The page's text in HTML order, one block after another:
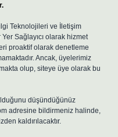
Teknolojileri ve İletişim
Sağlayıcı olarak hizmet
proaktif olarak denetleme
Ancak, üyelerimiz
olup, siteye üye olarak bu
düşündüğünüz
adresine bildirmeniz halinde,
kaldırılacaktır.